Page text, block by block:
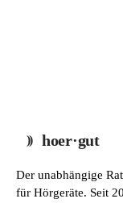
hoer·gut
Der unabhängige
für Hörgeräte. Seit